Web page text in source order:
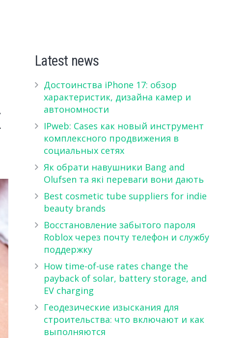
Latest news
Достоинства iPhone 17: обзор
характеристик, дизайна камер и
автономности
IPweb: Cases как новый инструмент
комплексного продвижения в
социальных сетях
Як обрати навушники Bang and
Olufsen та які переваги вони дають
Best cosmetic tube suppliers for indie
beauty brands
Восстановление забытого пароля
Roblox через почту телефон и службу
поддержку
How time-of-use rates change the
payback of solar, battery storage, and
EV charging
Геодезические изыскания для
строительства: что включают и как
выполняются